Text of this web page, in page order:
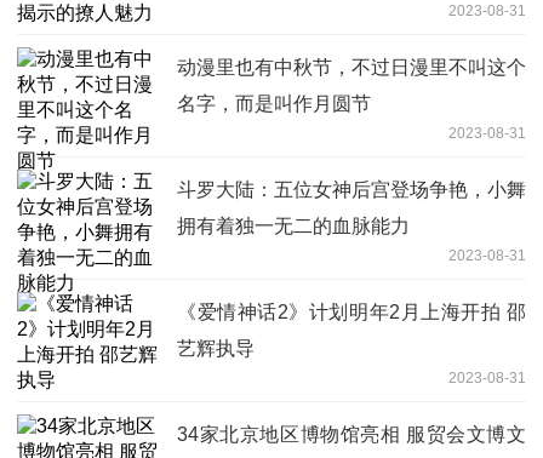
2023-08-31
动漫里也有中秋节，不过日漫里不叫这个
名字，而是叫作月圆节
2023-08-31
斗罗大陆：五位女神后宫登场争艳，小舞
拥有着独一无二的血脉能力
2023-08-31
《爱情神话2》计划明年2月上海开拍 邵
艺辉执导
2023-08-31
34家北京地区博物馆亮相 服贸会文博文